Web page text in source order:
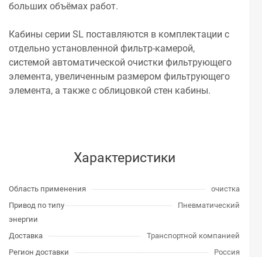
больших объёмах работ.
Кабины серии SL поставляются в комплектации с
отдельно установленной фильтр-камерой,
системой автоматической очистки фильтрующего
элемента, увеличенным размером фильтрующего
элемента, а также с облицовкой стен кабины.
Характеристики
Область применения
очистка
Привод по типу
энергии
Пневматический
Доставка
Транспортной компанией
Регион доставки
Россия